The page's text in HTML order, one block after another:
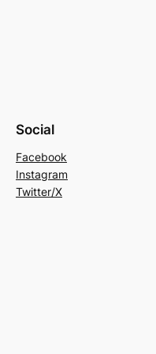
Social
Facebook
Instagram
Twitter/X